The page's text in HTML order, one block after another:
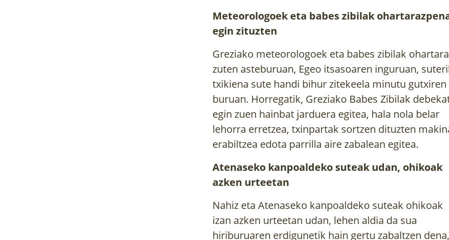
Meteorologoek eta babes zibilak
egin zituzten
Greziako meteorologoek eta babes zibilak
zuten asteburuan, Egeo itsasoaren inguruan,
txikiena sute handi bihur zitekeela minutu gutxiren
buruan. Horregatik, Greziako Babes Zibilak
egin zuen hainbat jarduera egitea, hala nola belar
lehorra erretzea, txinpartak sortzen dituzten
erabiltzea edota parrilla aire zabalean egitea.
Atenaseko kanpoaldeko suteakudan, ohikoak
azken urteetan
Nahiz eta Atenaseko kanpoaldeko suteak ohikoak
izan azken urteetan udan, lehen aldia da sua
hiriburuaren erdigunetik hain gertu zabaltzen dena,